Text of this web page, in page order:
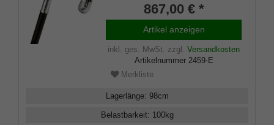
echtem 925/1000 Sterling
Silber, aufgesetzt auf einen
Stock aus edlem Makassar
Ebenholz, inklusiv
Schlankpuffer.
867,00 € *
Artikel anzeigen
inkl. ges. MwSt. zzgl. Versandkosten
Artikelnummer 2459-E
Merkliste
Lagerlänge: 98cm
Belastbarkeit: 100kg